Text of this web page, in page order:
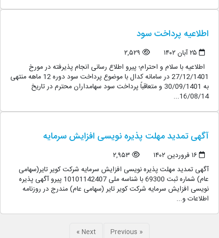
اطلاعیه پرداخت سود
۲۵ آبان ۱۴۰۲
۲,۵۲۹
اطلاعیه با سلام و احترام؛ پیرو اطلاع رسانی انجام پذیرفته در مورخ
27/12/1401 در سامانه کدال با موضوع پرداخت سود دوره 12 ماهه منتهی
به 30/09/1401 و متعاقباً پرداخت سود سهامداران محترم در تاریخ
16/08/14...
آگهی تمدید مهلت پذیره نویسی افزایش سرمایه
۱۶ فروردین ۱۴۰۲
۲,۹۵۳
آگهی تمدید مهلت پذیره نویسی افزایش سرمایه شرکت کویر تایر(سهامی
عام) شماره ثبت 69300 با شناسه ملی 10101142407 پیرو آگهی پذیره
نویسی افزایش سرمایه شرکت کویر تایر (سهامی عام) مندرج در روزنامه
اطلاعات و...
« Previous
Next »